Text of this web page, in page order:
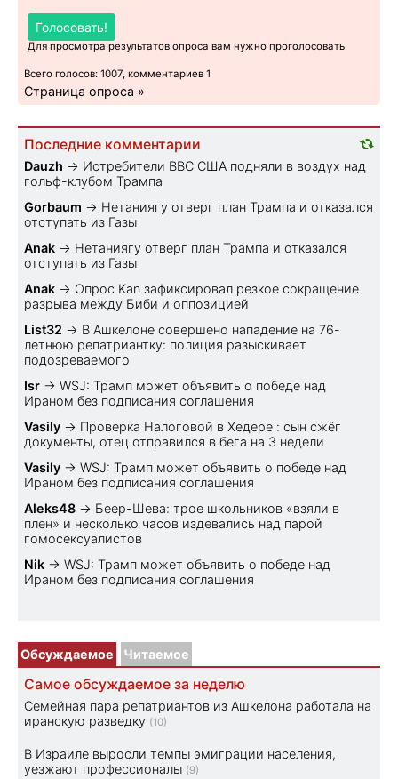
Голосовать!
Для просмотра результатов опроса вам нужно проголосовать
Всего голосов: 1007, комментариев 1
Страница опроса »
Последние комментарии
Dauzh → Истребители ВВС США подняли в воздух над
гольф-клубом Трампа
Gorbaum → Нетаниягу отверг план Трампа и отказался
отступать из Газы
Anak → Нетаниягу отверг план Трампа и отказался
отступать из Газы
Anak → Опрос Kan зафиксировал резкое сокращение
разрыва между Биби и оппозицией
List32 → В Ашкелоне совершено нападение на 76-
летнюю репатриантку: полиция разыскивает
подозреваемого
Isr → WSJ: Трамп может объявить о победе над
Ираном без подписания соглашения
Vasily → Проверка Налоговой в Хедере : сын сжёг
документы, отец отправился в бега на 3 недели
Vasily → WSJ: Трамп может объявить о победе над
Ираном без подписания соглашения
Aleks48 → Беер-Шева: трое школьников «взяли в
плен» и несколько часов издевались над парой
гомосексуалистов
Nik → WSJ: Трамп может объявить о победе над
Ираном без подписания соглашения
Обсуждаемое Читаемое
Самое обсуждаемое за неделю
Семейная пара репатриантов из Ашкелона работала на
иранскую разведку (10)
В Израиле выросли темпы эмиграции населения,
уезжают профессионалы (9)